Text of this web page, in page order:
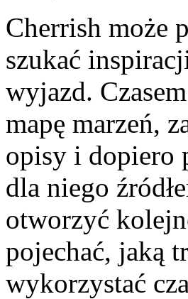
Cherrish może
szukać
wyjazd.
mapę marzeń,
opisy i dopiero
dla niego
otworzyć
pojechać, jaką
wykorzystać